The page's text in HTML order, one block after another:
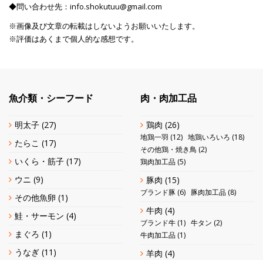
◆問い合わせ先：info.shokutuu@gmail.com
※画像及び文章の転載はしないようお願いいたします。
※評価はあくまで個人的な感想です。
魚介類・シーフード
明太子 (27)
たらこ (17)
いくら・筋子 (17)
ウニ (9)
その他魚卵 (1)
鮭・サーモン (4)
まぐろ (1)
うなぎ (11)
肉・肉加工品
鶏肉 (26)
地鶏一羽 (12) 地鶏いろいろ (18)
その他鶏・焼き鳥 (2)
鶏肉加工品 (5)
豚肉 (15)
ブランド豚 (6) 豚肉加工品 (8)
牛肉 (4)
ブランド牛 (1) 牛タン (2)
牛肉加工品 (1)
羊肉 (4)